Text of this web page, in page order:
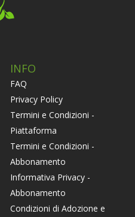
INFO
FAQ
Privacy Policy
Termini e Condizioni -
Piattaforma
Termini e Condizioni -
Abbonamento
Informativa Privacy -
Abbonamento
Condizioni di Adozione e